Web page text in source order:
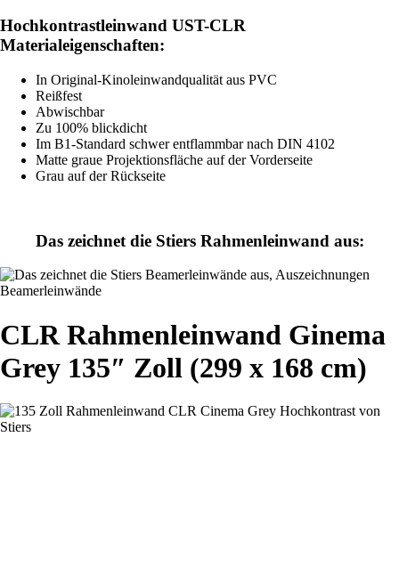
Hochkontrastleinwand UST-CLR
Materialeigenschaften:
In Original-Kinoleinwandqualität aus PVC
Reißfest
Abwischbar
Zu 100% blickdicht
Im B1-Standard schwer entflammbar nach DIN 4102
Matte graue Projektionsfläche auf der Vorderseite
Grau auf der Rückseite
Das zeichnet die Stiers Rahmenleinwand aus:
CLR Rahmenleinwand Ginema
Grey 135″ Zoll (299 x 168 cm)